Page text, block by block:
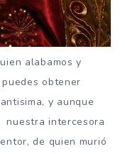
alabamos y
obtener
y aunque
nuestra intercesora
de quien murió